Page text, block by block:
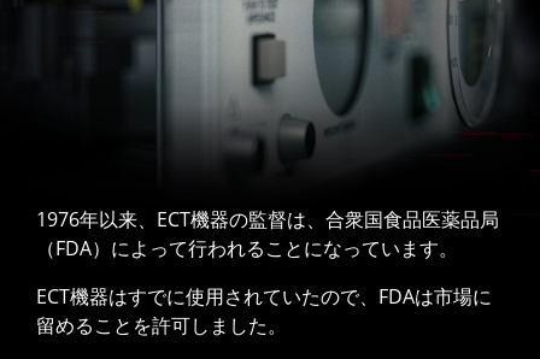
1976年以来、ECT機器の監督は、合衆国食品医薬品局
（FDA）によって行われることになっています。
ECT機器はすでに使用されていたので、FDAは市場に
留めることを許可しました。